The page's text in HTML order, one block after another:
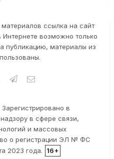
ссылка на сайт
Интернете возможно только
публикацию, материалы из
в
в сфере связи,
и массовых
о регистрации ЭЛ № ФС
2023 года.
16+